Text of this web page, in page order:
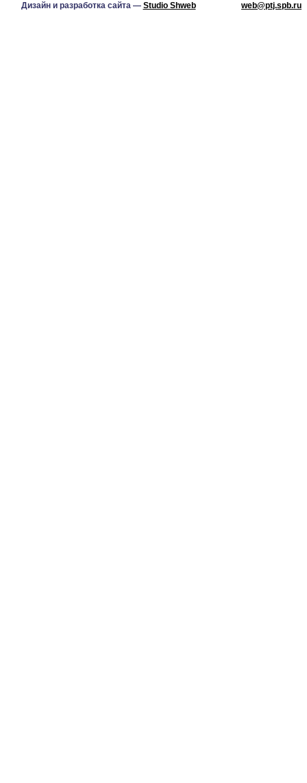
Дизайн и разработка сайта — Studio Shweb
web@ptj.spb.ru